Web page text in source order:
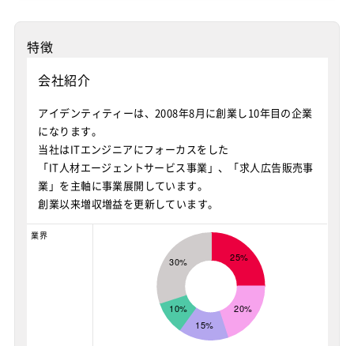
特徴
会社紹介
アイデンティティーは、2008年8月に創業し10年目の企業
になります。
当社はITエンジニアにフォーカスをした
「IT人材エージェントサービス事業」、「求人広告販売事
業」を主軸に事業展開しています。
創業以来増収増益を更新しています。
業界